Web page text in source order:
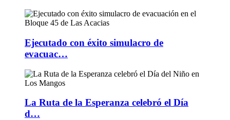
Ejecutado con éxito simulacro de
evacuac…
La Ruta de la Esperanza celebró el Día
d…